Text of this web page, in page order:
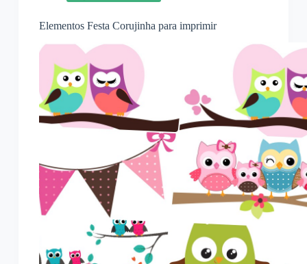
Elementos Festa Corujinha para imprimir